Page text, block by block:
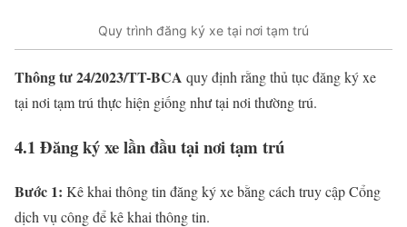
Quy trình đăng ký xe tại nơi tạm trú
Thông tư 24/2023/TT-BCA quy định rằng thủ tục đăng ký xe
tại nơi tạm trú thực hiện giống như tại nơi thường trú.
4.1 Đăng ký xe lần đầu tại nơi tạm trú
Bước 1: Kê khai thông tin đăng ký xe bằng cách truy cập Cổng
dịch vụ công để kê khai thông tin.